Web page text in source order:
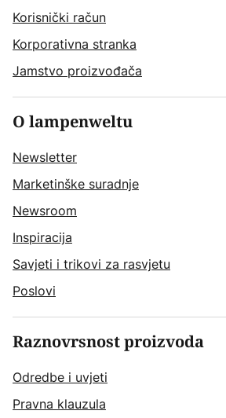
Korisnički račun
Korporativna stranka
Jamstvo proizvođača
O lampenweltu
Newsletter
Marketinške suradnje
Newsroom
Inspiracija
Savjeti i trikovi za rasvjetu
Poslovi
Raznovrsnost proizvoda
Odredbe i uvjeti
Pravna klauzula